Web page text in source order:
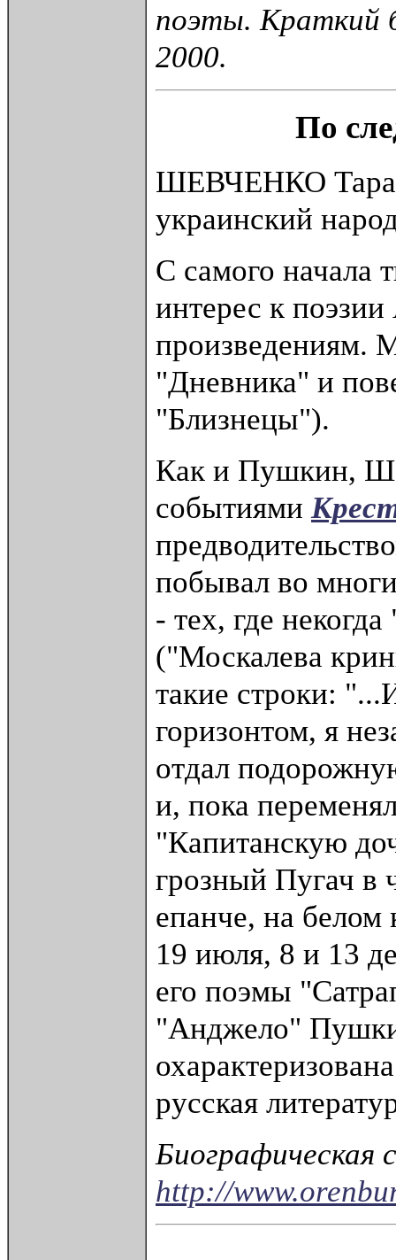
поэты. Краткий
2000.
По
ШЕВЧЕНКО
украинский
С самого начала
интерес к
произведениям.
"Дневника" и
"Близнецы").
Как и Пушкин,
событиями
побывал во
- тех, где
("Москалева
такие строки:
горизонтом, я
отдал
и, пока
"Капитанскую
грозный Пугач в
епанче, на
19 июля, 8 и 13
его поэмы
"Анджело"
русская
Биографическая
http://